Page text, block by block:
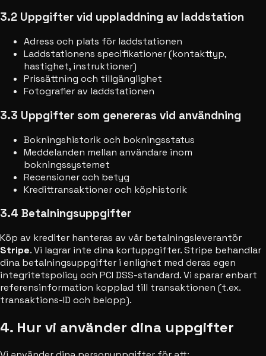
3.2 Uppgifter vid uppladdning av laddstation
Adress och plats för laddstationen
Laddstationens specifikationer (kontakttyp,
hastighet, instruktioner)
Prissättning och tillgänglighet
Fotografier av laddstationen
3.3 Uppgifter som genereras vid användning
Bokningshistorik och bokningsstatus
Meddelanden mellan användare inom
bokningssystemet
Recensioner och betyg
Kredittransaktioner och köphistorik
3.4 Betalningsuppgifter
Köp av krediter hanteras av vår betalningsleverantör
Stripe. Vi lagrar inte dina kortuppgifter. Stripe behandlar
dina betalningsuppgifter i enlighet med deras egen
integritetspolicy och PCI DSS-standard. Vi sparar enbart
referensinformation kopplad till transaktionen (t.ex.
transaktions-ID och belopp).
4. Hur vi använder dina uppgifter